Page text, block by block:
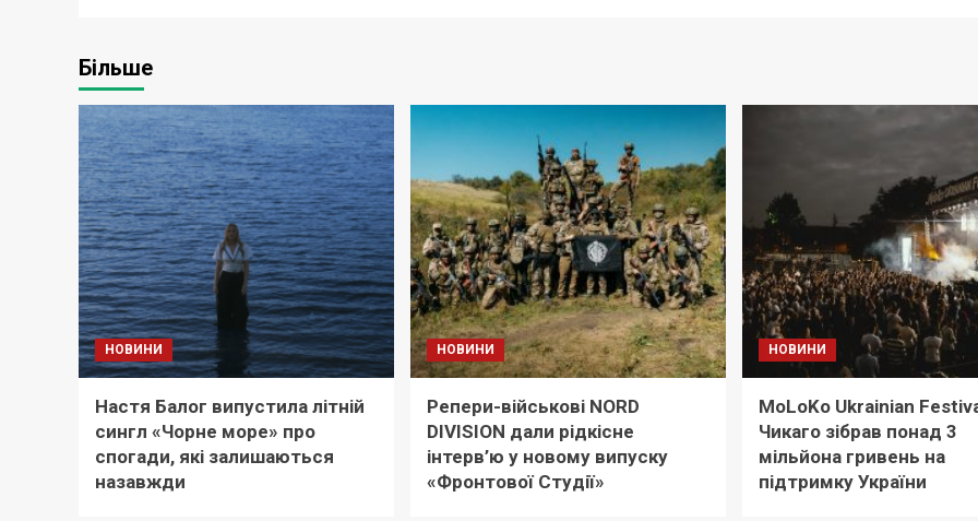
Більше
НОВИНИ
Настя Балог випустила літній
сингл «Чорне море» про
спогади, які залишаються
назавжди
НОВИНИ
Репери-військові NORD
DIVISION дали рідкісне
інтерв’ю у новому випуску
«Фронтової Студії»
НОВИНИ
MoLoKo Ukrainian
Чикаго зібрав понад 3
мільйона гривень на
підтримку України